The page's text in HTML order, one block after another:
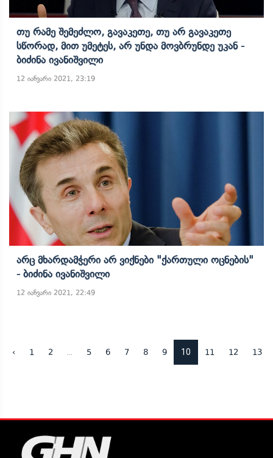
Თუ Რამე Შემეძლო, Გავაკეთე, Თუ Არ Გავაკეთე
Სწორად, Მით Უმეტეს, Არ Უნდა Მოვბრუნდე Უკან -
Ბიძინა Ივანიშვილი
12 იანვარი 2021, 23:19
Არც Მხარდამჭერი Არ Ვიქნები "ქართული Ოცნების"
- Ბიძინა Ივანიშვილი
12 იანვარი 2021, 22:49
‹ 1 2 5 6 7 8 9 10 11 12 13